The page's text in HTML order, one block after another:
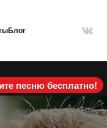
Блог
песню бесплатно!